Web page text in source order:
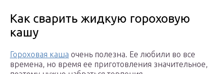
Как сварить жидкую гороховую
кашу
Гороховая каша очень полезна. Ее любили во все
времена, но время ее приготовления значительное,